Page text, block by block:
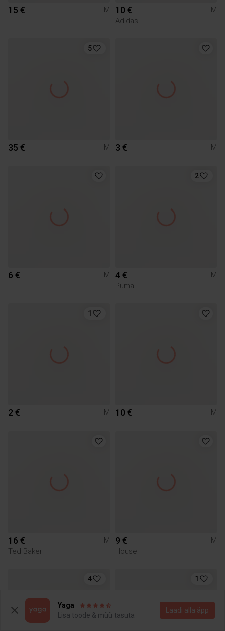
15 € M 10 €
M
Adidas
5
35 € M 3 € M
6 € M
2
4 €
M
Puma
1
2 € M 10 € M
16 €
M
Ted Baker
9 €
M
House
4 1
Yaga
Lisa toode & müü tasuta
Laadi alla äpp